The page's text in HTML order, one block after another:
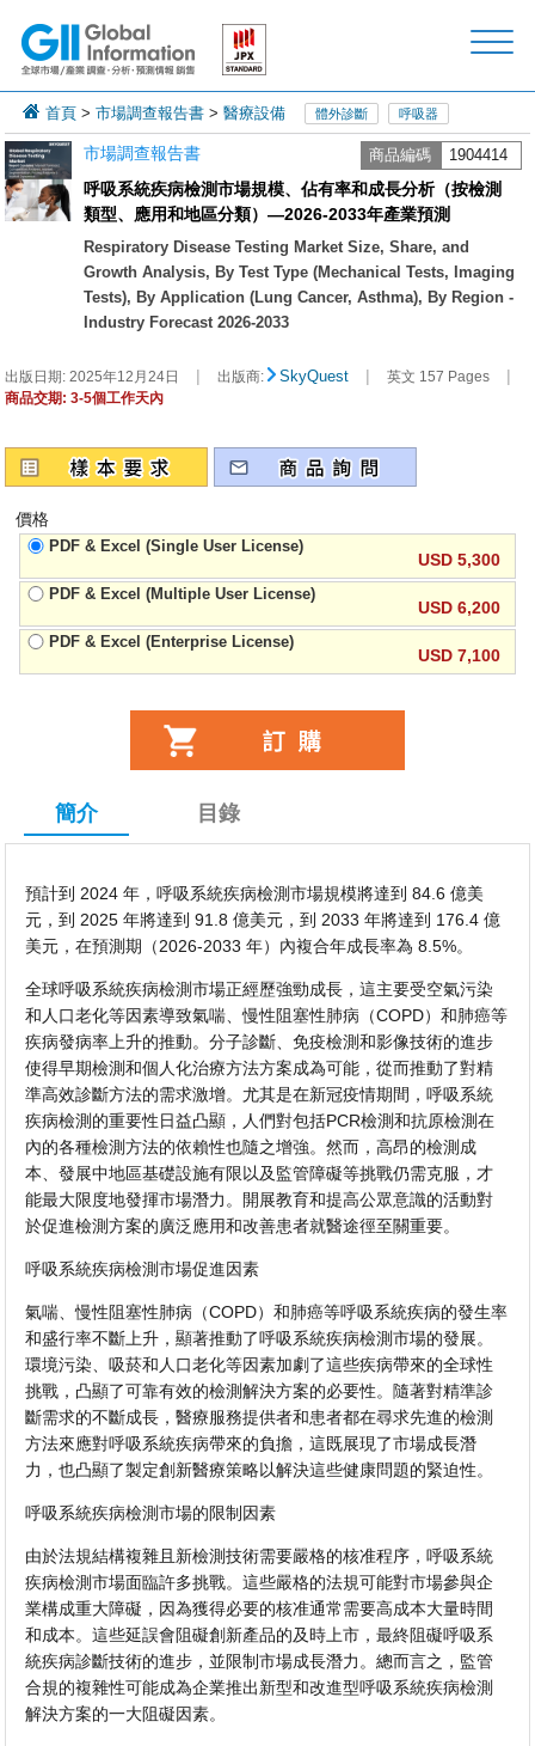
首頁 >市場調查報告書 >醫療設備 體外診斷 呼吸器
市場調查報告書 商品編碼 1904414
呼吸系統疾病檢測市場規模、佔有率和成長分析（按檢測
類型、應用和地區分類）—2026-2033年產業預測
Respiratory Disease Testing Market Size, Share, and
Growth Analysis, By Test Type (Mechanical Tests, Imaging
Tests), By Application (Lung Cancer, Asthma), By Region -
Industry Forecast 2026-2033
出版日期:2025年12月24日 | 出版商: SkyQuest | 英文 157 Pages |
商品交期: 3-5個工作天內
價格
PDF & Excel (Single User License)
USD 5,300
PDF & Excel (Multiple User License)
USD 6,200
PDF & Excel (Enterprise License)
USD 7,100
簡介 目錄
預計到 2024 年，呼吸系統疾病檢測市場規模將達到 84.6 億美
元，到 2025 年將達到 91.8 億美元，到 2033 年將達到 176.4 億
美元，在預測期（2026-2033 年）內複合年成長率為 8.5%。
全球呼吸系統疾病檢測市場正經歷強勁成長，這主要受空氣污染
和人口老化等因素導致氣喘、慢性阻塞性肺病（COPD）和肺癌等
疾病發病率上升的推動。分子診斷、免疫檢測和影像技術的進步
使得早期檢測和個人化治療方法方案成為可能，從而推動了對精
準高效診斷方法的需求激增。尤其是在新冠疫情期間，呼吸系統
疾病檢測的重要性日益凸顯，人們對包括PCR檢測和抗原檢測在
內的各種檢測方法的依賴性也隨之增強。然而，高昂的檢測成
本、發展中地區基礎設施有限以及監管障礙等挑戰仍需克服，才
能最大限度地發揮市場潛力。開展教育和提高公眾意識的活動對
於促進檢測方案的廣泛應用和改善患者就醫途徑至關重要。
呼吸系統疾病檢測市場促進因素
氣喘、慢性阻塞性肺病（COPD）和肺癌等呼吸系統疾病的發生率
和盛行率不斷上升，顯著推動了呼吸系統疾病檢測市場的發展。
環境污染、吸菸和人口老化等因素加劇了這些疾病帶來的全球性
挑戰，凸顯了可靠有效的檢測解決方案的必要性。隨著對精準診
斷需求的不斷成長，醫療服務提供者和患者都在尋求先進的檢測
方法來應對呼吸系統疾病帶來的負擔，這既展現了市場成長潛
力，也凸顯了製定創新醫療策略以解決這些健康問題的緊迫性。
呼吸系統疾病檢測市場的限制因素
由於法規結構複雜且新檢測技術需要嚴格的核准程序，呼吸系統
疾病檢測市場面臨許多挑戰。這些嚴格的法規可能對市場參與企
業構成重大障礙，因為獲得必要的核准通常需要高成本大量時間
和成本。這些延誤會阻礙創新產品的及時上市，最終阻礙呼吸系
統疾病診斷技術的進步，並限制市場成長潛力。總而言之，監管
合規的複雜性可能成為企業推出新型和改進型呼吸系統疾病檢測
解決方案的一大阻礙因素。